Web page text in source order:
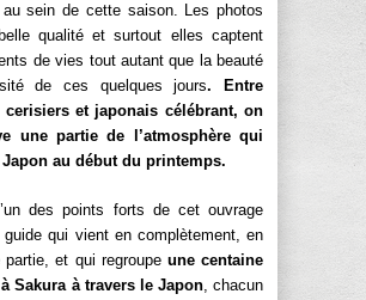
au sein de cette saison. Les photos
qualité et surtout elles captent
de vies tout autant que la beauté
de ces quelques jours. Entre
cerisiers et japonais célébrant, on
une partie de l’atmosphère qui
au début du printemps.
des points forts de cet ouvrage
qui vient en complètement, en
partie, et qui regroupe une centaine
Sakura à travers le Japon, chacun